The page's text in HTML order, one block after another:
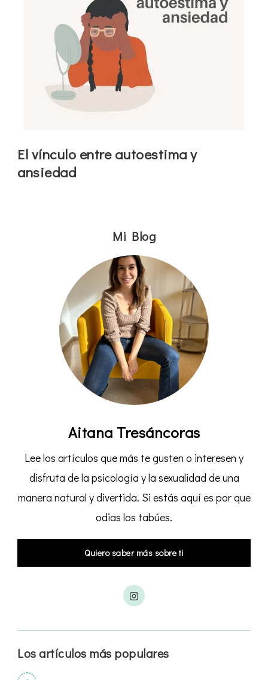
El vínculo entre autoestima y
ansiedad
Mi Blog
Aitana Tresáncoras
Lee los artículos que más te gusten o interesen y
disfruta de la psicología y la sexualidad de una
manera natural y divertida. Si estás aquí es por que
odias los tabúes.
Quiero saber más sobre ti
Los artículos más populares